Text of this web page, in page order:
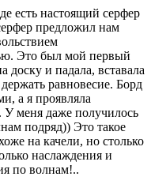
есть настоящий серфер
предложил нам
Это был мой первый
доску и падала, вставала
равновесие. Борд
а я проявляла
У меня даже получилось
подряд)) Это такое
на качели, но столько
наслаждения и
по волнам!..